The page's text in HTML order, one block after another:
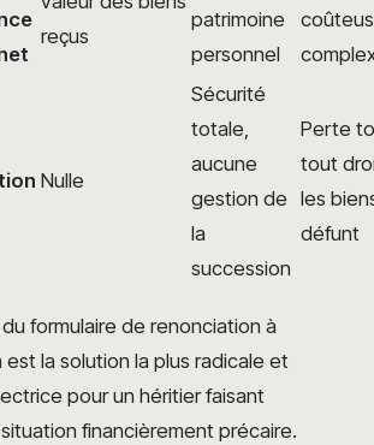
reçus
patrimoine
personnel
Nulle
Sécurité
totale,
aucune
gestion de
la
succession
Perte
tout
les
défunt
du formulaire de renonciation à
est la solution la plus radicale et
pour un héritier faisant
financièrement précaire.